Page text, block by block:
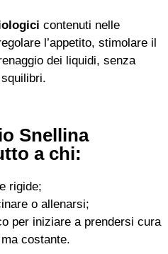
contenuti nelle
l’appetito, stimolare il
dei liquidi, senza
Snellina
a chi:
rigide;
o allenarsi;
per iniziare a prendersi cura
costante.